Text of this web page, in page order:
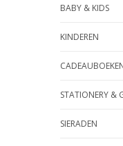
BABY & KIDS
KINDEREN
STATIONERY &
SIERADEN